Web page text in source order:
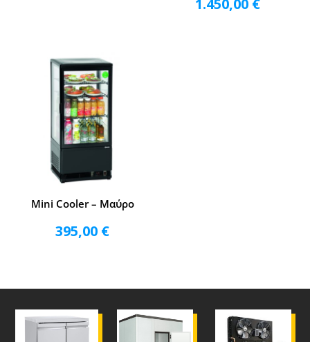
1.450,00 €
Mini Cooler – Μαύρο
395,00 €